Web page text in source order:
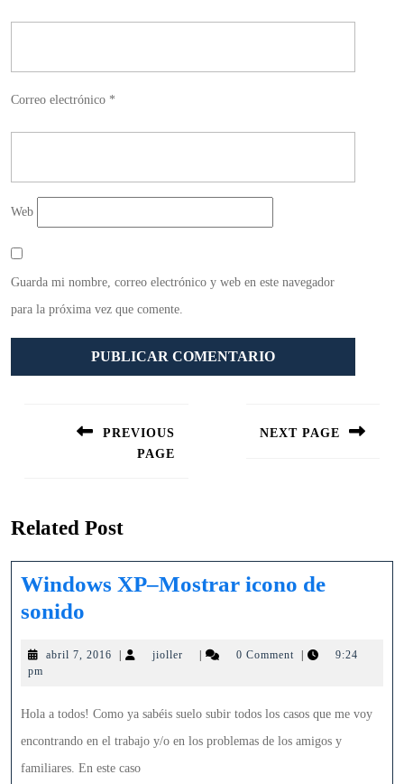
Correo electrónico *
Web
Guarda mi nombre, correo electrónico y web en este navegador
para la próxima vez que comente.
PREVIOUS
PAGE
NEXT PAGE
Related Post
Windows XP–Mostrar icono de
sonido
Mostrar
de
sonido
abril 7, 2016 abril
jioller jioller 0 Comment
9:24
pm
Hola a todos! Como ya sabéis suelo subir todos los casos que me voy
encontrando en el trabajo y/o en los problemas de los amigos y
familiares. En este caso